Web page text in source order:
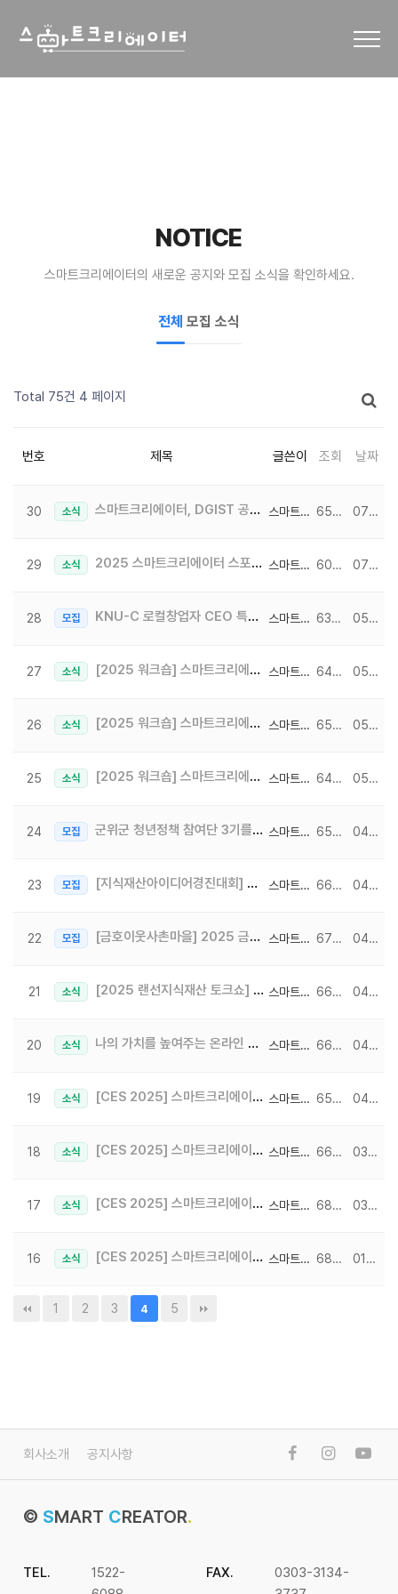
NOTICE
스마트크리에이터의 새로운 공지와 모집 소식을 확인하세요.
전체 모집 소식
Total 75건 4 페이지
번호 제목 글쓴이 조회 날짜
30 소식 스마트크리에이터, DGIST 공식 미디어 제작사 선정! 유튜버 궤도와 함께한 촬영 후기♥ 스마트크리에이터 6503 07-02
29 소식 2025 스마트크리에이터 스포츠데이 홈-런!♥ 스마트크리에이터 6006 07-01
28 모집 KNU-C 로컬창업자 CEO 특강 #창업 토크콘서트 #북성로 공구빵 #선양소주 스마트크리에이터 6399 05-26
27 소식 [2025 워크숍] 스마트크리에이터 2025 일본 워크숍 여행 일기 3일차(마지막 날) ~ ! 스마트크리에이터 6448 05-12
26 소식 [2025 워크숍] 스마트크리에이터 2025 일본 워크숍 여행 일기 2일차 ~ ! 스마트크리에이터 6570 05-09
25 소식 [2025 워크숍] 스마트크리에이터 2025 일본 워크숍 여행 일기 1일차 ~ ! 스마트크리에이터 6460 05-08
24 모집 군위군 청년정책 참여단 3기를 모집합니다! 스마트크리에이터 6552 04-22
23 모집 [지식재산아이디어경진대회] 2025 KNU 발명의 날 60주년 기념 지식재산 아이디어경진대회 참가자를 모집합… 스마트크리에이터 6688 04-14
22 모집 [금호이웃사촌마을] 2025 금호 문화·예술·관광 융합형 자율공모전 개최! 스마트크리에이터 6759 04-14
21 소식 [2025 랜선지식재산 토크쇼] CES 2025 리뷰 및 시사점! 스마트크리에이터 6648 04-07
20 소식 나의 가치를 높여주는 온라인 클래스 스마트크리에이터 6623 04-01
19 소식 [CES 2025] 스마트크리에이터 CES2025 부스 참가 소식 4일차 스마트크리에이터 6525 04-01
18 소식 [CES 2025] 스마트크리에이터 CES2025 부스 참가 소식 3일차 스마트크리에이터 6641 03-31
17 소식 [CES 2025] 스마트크리에이터 CES2025 부스 참가 소식 2일차 스마트크리에이터 6884 03-31
16 소식 [CES 2025] 스마트크리에이터 CES2025 부스 참가 소식 1일차 스마트크리에이터 6810 01-27
1 2 3 4 5
회사소개 공지사항
© SMART CREATOR.
TEL.
1522-
FAX.
0303-3134-